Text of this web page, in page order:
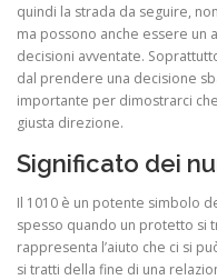
quindi la strada da seguire,
ma possono anche essere
decisioni avventate.
dal prendere una decisione
importante per dimostrarci
giusta direzione.
Significato dei
Il 1010 è un potente simbolo
spesso quando un protetto si
rappresenta l’aiuto che ci si
si tratti della fine di una